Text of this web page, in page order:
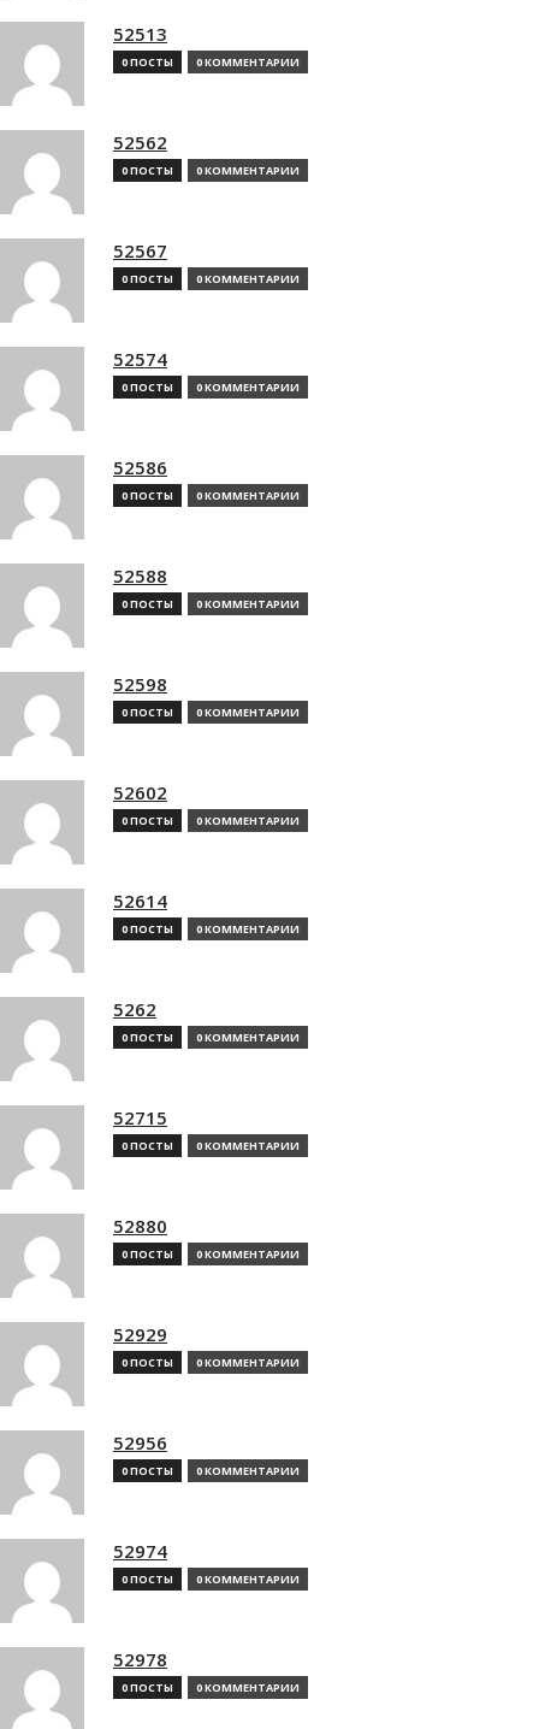
52513
0 ПОСТЫ 0 КОММЕНТАРИИ
52562
0 ПОСТЫ 0 КОММЕНТАРИИ
52567
0 ПОСТЫ 0 КОММЕНТАРИИ
52574
0 ПОСТЫ 0 КОММЕНТАРИИ
52586
0 ПОСТЫ 0 КОММЕНТАРИИ
52588
0 ПОСТЫ 0 КОММЕНТАРИИ
52598
0 ПОСТЫ 0 КОММЕНТАРИИ
52602
0 ПОСТЫ 0 КОММЕНТАРИИ
52614
0 ПОСТЫ 0 КОММЕНТАРИИ
5262
0 ПОСТЫ 0 КОММЕНТАРИИ
52715
0 ПОСТЫ 0 КОММЕНТАРИИ
52880
0 ПОСТЫ 0 КОММЕНТАРИИ
52929
0 ПОСТЫ 0 КОММЕНТАРИИ
52956
0 ПОСТЫ 0 КОММЕНТАРИИ
52974
0 ПОСТЫ 0 КОММЕНТАРИИ
52978
0 ПОСТЫ 0 КОММЕНТАРИИ